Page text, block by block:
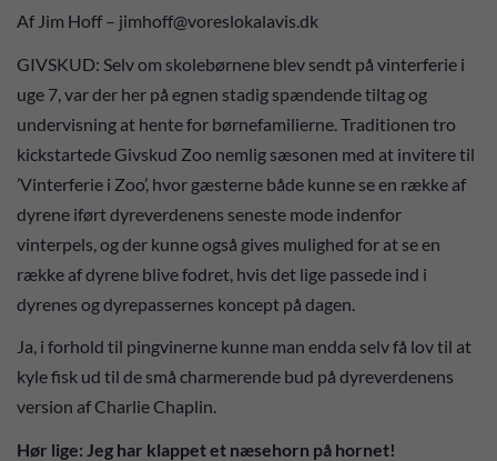
Af Jim Hoff – jimhoff@voreslokalavis.dk
GIVSKUD: Selv om skolebørnene blev sendt på vinterferie i
uge 7, var der her på egnen stadig spændende tiltag og
undervisning at hente for børnefamilierne. Traditionen tro
kickstartede Givskud Zoo nemlig sæsonen med at invitere til
’Vinterferie i Zoo’, hvor gæsterne både kunne se en række af
dyrene iført dyreverdenens seneste mode indenfor
vinterpels, og der kunne også gives mulighed for at se en
række af dyrene blive fodret, hvis det lige passede ind i
dyrenes og dyrepassernes koncept på dagen.
Ja, i forhold til pingvinerne kunne man endda selv få lov til at
kyle fisk ud til de små charmerende bud på dyreverdenens
version af Charlie Chaplin.
Hør lige: Jeg har klappet et næsehorn på hornet!